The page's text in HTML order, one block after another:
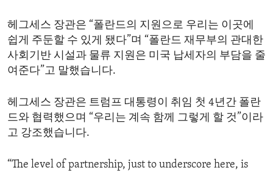
헤그세스 장관은 “폴란드의 지원으로 우리는 이곳에
쉽게 주둔할 수 있게 됐다”며 “폴란드 재무부의 관대한
사회기반 시설과 물류 지원은 미국 납세자의 부담을 줄
여준다”고 말했습니다.
헤그세스 장관은 트럼프 대통령이 취임 첫 4년간 폴란
드와 협력했으며 “우리는 계속 함께 그렇게 할 것”이라
고 강조했습니다.
“The level of partnership, just to underscore here, is